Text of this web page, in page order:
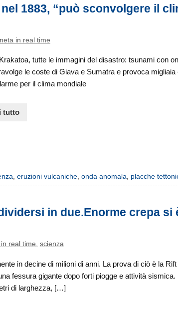
1883, “può sconvolgere il
in real time
tutte le immagini del disastro: tsunami con
le coste di Giava e Sumatra e provoca migliaia
per il clima mondiale
tutto
,eruzioni vulcaniche,onda anomala, placche
in due.Enorme crepa si
in real time, scienza
in decine di milioni di anni. La prova di ciò è la Rift
fessura gigante dopo forti piogge e attività sismica.
di larghezza, […]